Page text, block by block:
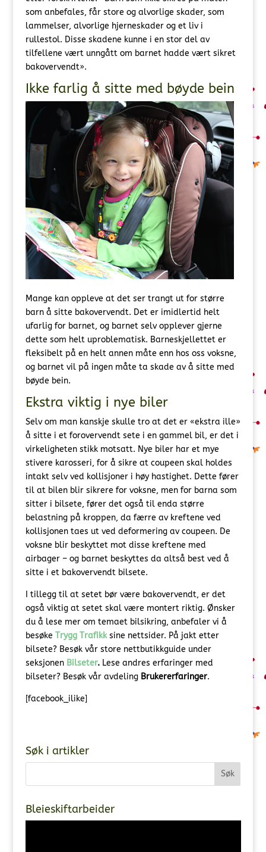
som anbefales, får store og alvorlige skader, som
lammelser, alvorlige hjerneskader og et liv i
rullestol. Disse skadene kunne i en stor del av
tilfellene vært unngått om barnet hadde vært sikret
bakovervendt».
Ikke farlig å sitte med bøyde bein
Mange kan oppleve at det ser trangt ut for større
barn å sitte bakovervendt. Det er imidlertid helt
ufarlig for barnet, og barnet selv opplever gjerne
dette som helt uproblematisk. Barneskjellettet er
fleksibelt på en helt annen måte enn hos oss voksne,
og barnet vil på ingen måte ta skade av å sitte med
bøyde bein.
Ekstra viktig i nye biler
Selv om man kanskje skulle tro at det er «ekstra ille»
å sitte i et forovervendt sete i en gammel bil, er det i
virkeligheten stikk motsatt. Nye biler har et mye
stivere karosseri, for å sikre at coupeen skal holdes
intakt selv ved kollisjoner i høy hastighet. Dette fører
til at bilen blir sikrere for voksne, men for barna som
sitter i bilsete, fører det også til enda større
belastning på kroppen, da færre av kreftene ved
kollisjonen taes ut ved deformering av coupeen. De
voksne blir beskyttet mot disse kreftene med
airbager – og barnet beskyttes da altså best ved å
sitte i et bakovervendt bilsete.
I tillegg til at setet bør være bakovervendt, er det
også viktig at setet skal være montert riktig. Ønsker
du å lese mer om temaet bilsikring, anbefaler vi å
besøke Trygg Trafikksine nettsider. På jakt etter
bilsete? Besøk vår store nettbutikkguide under
seksjonen Bilseter. Lese andres erfaringer med
bilseter? Besøk vår avdeling Brukererfaringer.
[facebook_ilike]
Søk i artikler
Bleieskiftarbeider